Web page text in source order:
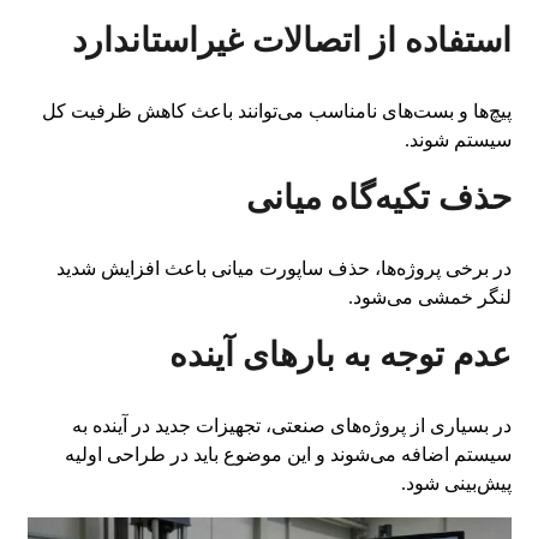
استفاده از اتصالات غیراستاندارد
پیچ‌ها و بست‌های نامناسب می‌توانند باعث کاهش ظرفیت کل
سیستم شوند.
حذف تکیه‌گاه میانی
در برخی پروژه‌ها، حذف ساپورت میانی باعث افزایش شدید
لنگر خمشی می‌شود.
عدم توجه به بارهای آینده
در بسیاری از پروژه‌های صنعتی، تجهیزات جدید در آینده به
سیستم اضافه می‌شوند و این موضوع باید در طراحی اولیه
پیش‌بینی شود.